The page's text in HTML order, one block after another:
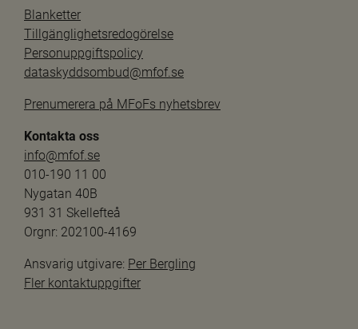
Blanketter
Tillgänglighetsredogörelse
Personuppgiftspolicy
dataskyddsombud@mfof.se
Prenumerera på MFoFs nyhetsbrev
Kontakta oss
info@mfof.se
010-190 11 00
Nygatan 40B
931 31 Skellefteå
Orgnr: 202100-4169
Ansvarig utgivare: Per Bergling
Fler kontaktuppgifter